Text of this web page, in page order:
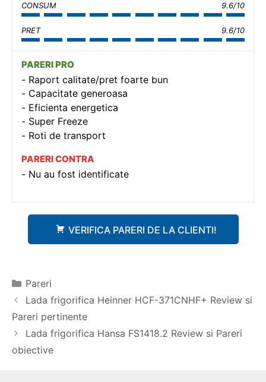
CONSUM 9.6/10
PRET 9.6/10
PARERI PRO
Raport calitate/pret foarte bun
Capacitate generoasa
Eficienta energetica
Super Freeze
Roti de transport
PARERI CONTRA
Nu au fost identificate
VERIFICA PARERI DE LA CLIENTI!
Categorii
Pareri
Navigare
în
articole
Lada frigorifica Heinner HCF-371CNHF+ Review si
Pareri pertinente
Lada frigorifica Hansa FS1418.2 Review si Pareri
obiective